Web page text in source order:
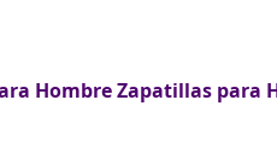
Hombre Zapatillas para